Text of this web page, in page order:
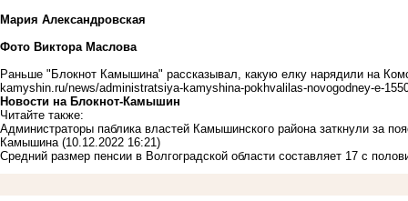
Мария Александровская
Фото Виктора Маслова
Раньше "Блокнот Камышина" рассказывал, какую елку нарядили на
kamyshin.ru/news/administratsiya-kamyshina-pokhvalilas-novogodney-e-
Новости на Блoкнoт-Камышин
Читайте также:
Администраторы паблика властей Камышинского района заткнули за
Камышина (10.12.2022 16:21)
Средний размер пенсии в Волгоградской области составляет 17 с